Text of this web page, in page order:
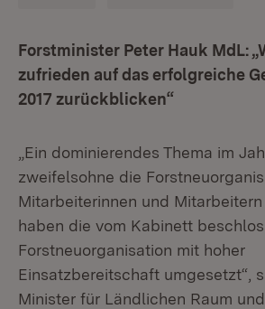
Forstminister Peter Hauk MdL:
zufrieden auf das erfolgreiche
2017 zurückblicken“
„Ein dominierendes Thema im
zweifelsohne die
Mitarbeiterinnen und
haben die vom Kabinett
Forstneuorganisation mit hoher
Einsatzbereitschaft umgesetzt“,
Minister für Ländlichen Raum und